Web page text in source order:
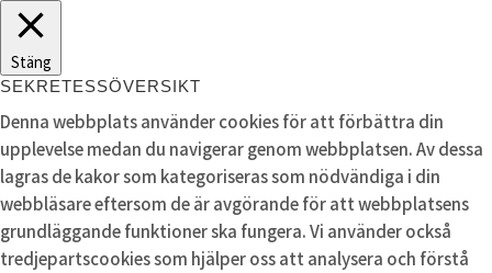
Stäng
SEKRETESSÖVERSIKT
Denna webbplats använder cookies för att förbättra din
upplevelse medan du navigerar genom webbplatsen. Av dessa
lagras de kakor som kategoriseras som nödvändiga i din
webbläsare eftersom de är avgörande för att webbplatsens
grundläggande funktioner ska fungera. Vi använder också
tredjepartscookies som hjälper oss att analysera och förstå